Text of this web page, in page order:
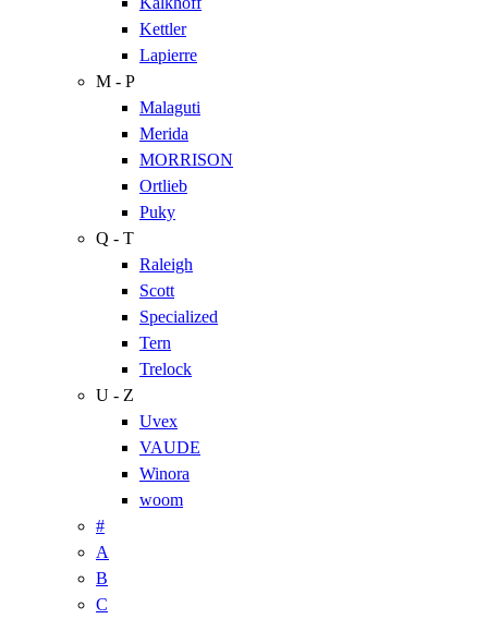
Kettler
Lapierre
M - P
Malaguti
Merida
MORRISON
Ortlieb
Puky
Q - T
Raleigh
Scott
Specialized
Tern
Trelock
U - Z
Uvex
VAUDE
Winora
woom
#
A
B
C